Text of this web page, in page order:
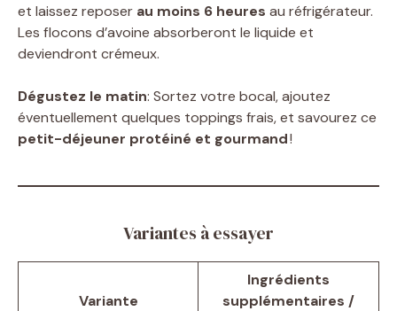
et laissez reposer au moins 6 heures au réfrigérateur.
Les flocons d’avoine absorberont le liquide et
deviendront crémeux.
Dégustez le matin: Sortez votre bocal, ajoutez
éventuellement quelques toppings frais, et savourez ce
petit-déjeuner protéiné et gourmand!
Variantes à essayer
Variante
Ingrédients
supplémentaires /